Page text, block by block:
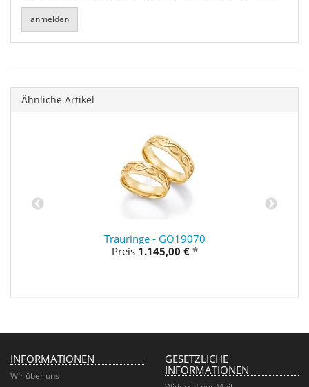
Ähnliche Artikel
Trauringe - GO19070
Preis 1.145,00 € *
INFORMATIONEN
Wir über uns
GESETZLICHE
INFORMATIONEN